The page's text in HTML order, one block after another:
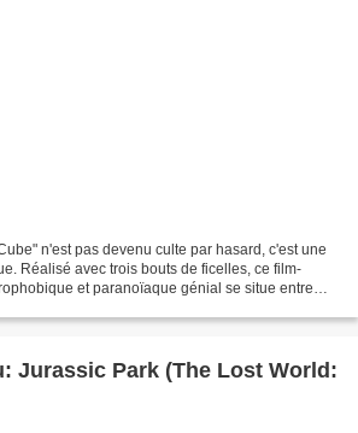
n'est pas devenu culte par hasard, c'est une
Réalisé avec trois bouts de ficelles, ce film-
et paranoïaque génial se situe entre
Jurassic Park (The Lost World: